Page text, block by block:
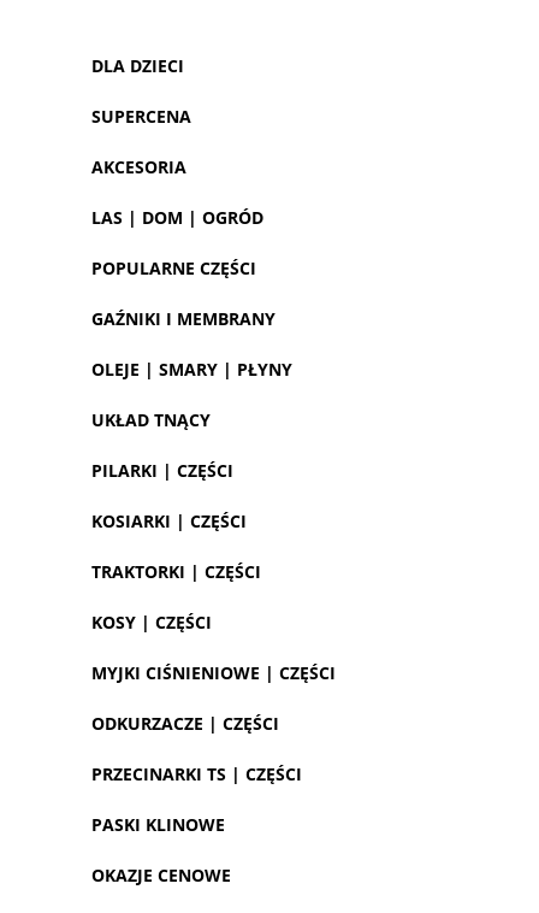
DLA DZIECI
SUPERCENA
AKCESORIA
LAS | DOM | OGRÓD
POPULARNE CZĘŚCI
GAŹNIKI I MEMBRANY
OLEJE | SMARY | PŁYNY
UKŁAD TNĄCY
PILARKI | CZĘŚCI
KOSIARKI | CZĘŚCI
TRAKTORKI | CZĘŚCI
KOSY | CZĘŚCI
MYJKI CIŚNIENIOWE | CZĘŚCI
ODKURZACZE | CZĘŚCI
PRZECINARKI TS | CZĘŚCI
PASKI KLINOWE
OKAZJE CENOWE